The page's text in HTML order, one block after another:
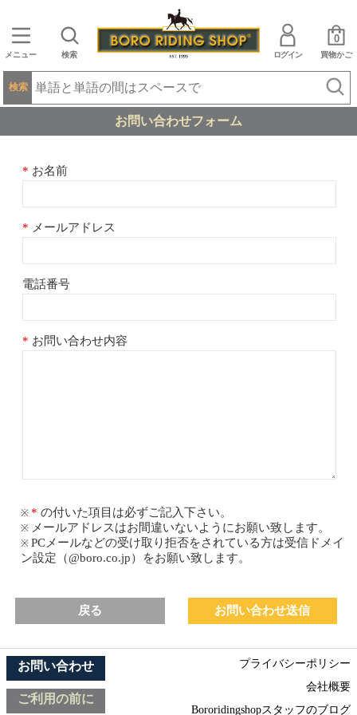
メニュー 検索 ログイン 買物かご
0
検索
お問い合わせフォーム
お名前
メールアドレス
電話番号
お問い合わせ内容
の付いた項目は必ずご記入下さい。
メールアドレスはお間違いないようにお願い致します。
PCメールなどの受け取り拒否をされている方は受信ドメイ
ン設定（@boro.co.jp）をお願い致します。
戻る
お問い合わせ
ご利用の前に
プライバシーポリシー
会社概要
Bororidingshopスタッフのブログ